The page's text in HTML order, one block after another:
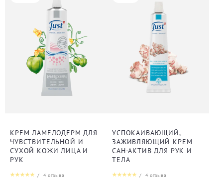
КРЕМ ЛАМЕЛОДЕРМ ДЛЯ
ЧУВСТВИТЕЛЬНОЙ И
СУХОЙ КОЖИ ЛИЦА И
РУК
/ 4отзыва
УСПОКАИВАЮЩИЙ,
ЗАЖИВЛЯЮЩИЙ КРЕМ
САН-АКТИВ ДЛЯ РУК И
ТЕЛА
/ 4отзыва